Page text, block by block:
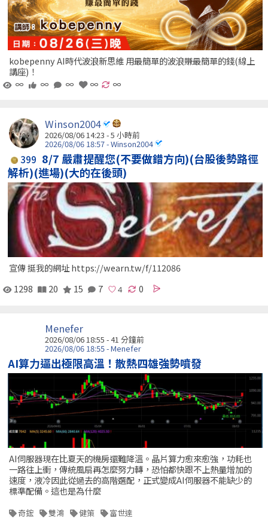
kobepenny AI時代波浪新思維 用最簡單的波浪賺最簡單的錢(線上
講座)！
∞
∞ ∞ ∞ ∞
Winson2004
2026/08/06 14:23 -5 小時前
2026/08/06 18:57 - Winson2004
399 8/7 嚴肅提醒您(不要做錯方向)(台股後勢路徑
解析)(進場)(大的在後頭)
宣傳 挺我的網址 https://wearn.tw/f/112086
1298
20 15 7 0
Menefer
2026/08/06 18:55 -41 分鐘前
2026/08/06 18:55 - Menefer
AI算力逼出極限高溫！散熱四雄強勢噴發
AI伺服器現在比夏天的機房還難降溫。晶片算力愈來愈強，功耗也
一路往上衝，傳統風扇再怎麼努力轉，恐怕都快跟不上熱量增加的
速度，液冷因此從過去的高階選配，正式變成AI伺服器不能缺少的
標準配備。這也是為什麼
奇鋐 雙鴻 健策 富世達